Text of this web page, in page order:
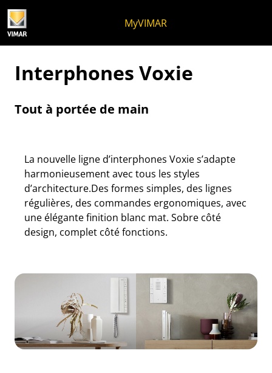
MyVIMAR
Interphones Voxie
Tout à portée de main
La nouvelle ligne d’interphones Voxie s’adapte
harmonieusement avec tous les styles
d’architecture.Des formes simples, des lignes
régulières, des commandes ergonomiques, avec
une élégante finition blanc mat. Sobre côté
design, complet côté fonctions.